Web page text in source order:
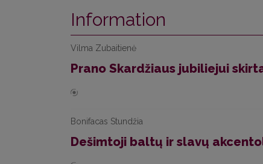
Information
Vilma Zubaitienė
Prano Skardžiaus jubiliejui
Bonifacas Stundžia
Dešimtoji baltų ir slavų